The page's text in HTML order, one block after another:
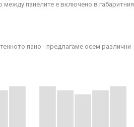
между панелите е включено в габаритния
пано - предлагаме осем различни